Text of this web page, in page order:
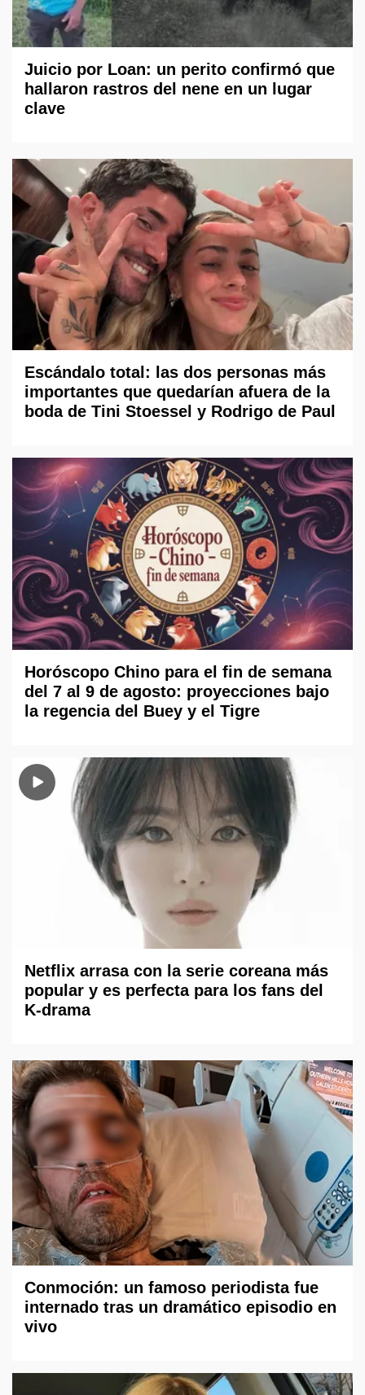
Juicio por Loan: un perito confirmó que
hallaron rastros del nene en un lugar
clave
Escándalo total: las dos personas más
importantes que quedarían afuera de la
boda de Tini Stoessel y Rodrigo de Paul
Horóscopo Chino para el fin de semana
del 7 al 9 de agosto: proyecciones bajo
la regencia del Buey y el Tigre
Netflix arrasa con la serie coreana más
popular y es perfecta para los fans del
K-drama
Conmoción: un famoso periodista fue
internado tras un dramático episodio en
vivo